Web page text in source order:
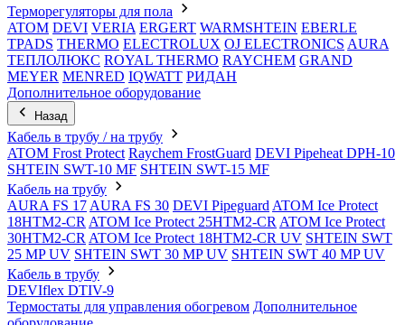
Терморегуляторы для пола
ATOM DEVI VERIA ERGERT WARMSHTEIN EBERLE
TPADS THERMO ELECTROLUX OJ ELECTRONICS AURA
ТЕПЛОЛЮКС ROYAL THERMO RAYCHEM GRAND
MEYER MENRED IQWATT РИДАН
Дополнительное оборудование
Назад
Кабель в трубу / на трубу
ATOM Frost Protect Raychem FrostGuard DEVI Pipeheat DPH-10
SHTEIN SWT-10 MF SHTEIN SWT-15 MF
Кабель на трубу
AURA FS 17 AURA FS 30 DEVI Pipeguard ATOM Ice Protect
18HTM2-CR ATOM Ice Protect 25HTM2-CR ATOM Ice Protect
30HTM2-CR ATOM Ice Protect 18HTM2-CR UV SHTEIN SWT
25 MP UV SHTEIN SWT 30 MP UV SHTEIN SWT 40 MP UV
Кабель в трубу
DEVIflex DTIV-9
Термостаты для управления обогревом Дополнительное